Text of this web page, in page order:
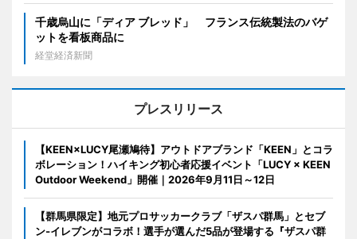
千歳烏山に「ディア ブレッド」 フランス伝統製法のバゲ
ットを看板商品に
経堂経済新聞
プレスリリース
【KEEN×LUCY尾瀬鳩待】アウトドアブランド「KEEN」とコラ
ボレーション！ハイキング初心者応援イベント「LUCY × KEEN
Outdoor Weekend」開催｜2026年9月11日～12日
【群馬県限定】地元プロサッカークラブ「ザスパ群馬」とセブ
ン‐イレブンがコラボ！選手が選んだ5品が登場する『ザスパ群